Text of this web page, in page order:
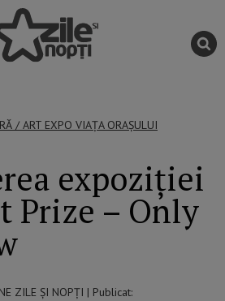
/ ART EXPO VIAȚA ORAȘULUI
expoziției
Prize – Only
ZILE ȘI NOPȚI | Publicat: